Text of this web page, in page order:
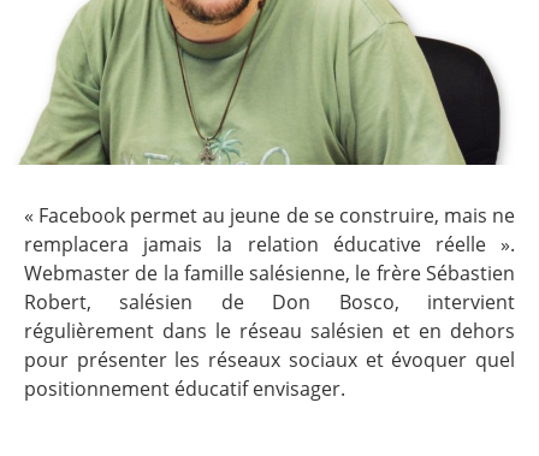
« Facebook permet au jeune de se construire, mais ne
remplacera jamais la relation éducative réelle ».
Webmaster de la famille salésienne, le frère Sébastien
Robert, salésien de Don Bosco, intervient
régulièrement dans le réseau salésien et en dehors
pour présenter les réseaux sociaux et évoquer quel
positionnement éducatif envisager.